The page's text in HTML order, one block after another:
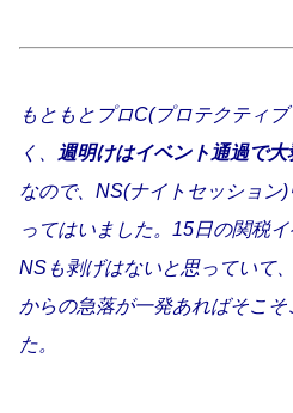
もともとプロC(プロテクティ
く、
週明けはイベント通過で
なので、NS(ナイトセッション
ってはいました。 15日の関税
NSも剥げはないと思っていて
からの急落が一発あればそこ
た。